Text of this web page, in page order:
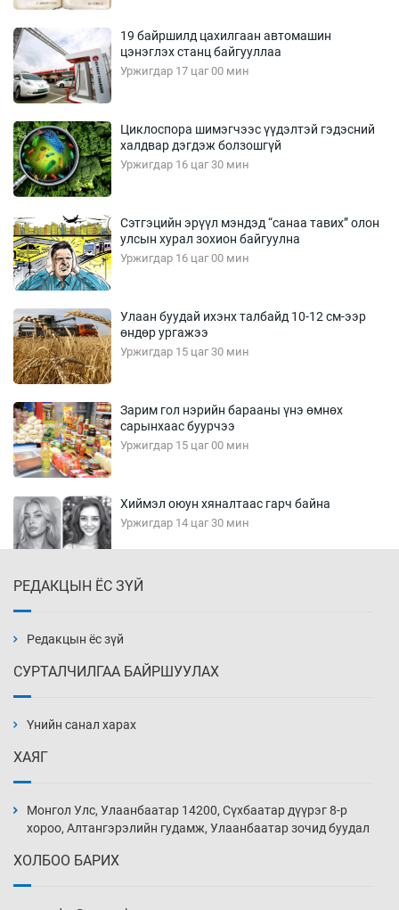
19 байршилд цахилгаан автомашин
цэнэглэх станц байгууллаа
Уржигдар 17 цаг 00 мин
Циклоспора шимэгчээс үүдэлтэй гэдэсний
халдвар дэгдэж болзошгүй
Уржигдар 16 цаг 30 мин
Сэтгэцийн эрүүл мэндэд “санаа тавих” олон
улсын хурал зохион байгуулна
Уржигдар 16 цаг 00 мин
Улаан буудай ихэнх талбайд 10-12 см-ээр
өндөр ургажээ
Уржигдар 15 цаг 30 мин
Зарим гол нэрийн барааны үнэ өмнөх
сарынхаас буурчээ
Уржигдар 15 цаг 00 мин
Хиймэл оюун хяналтаас гарч байна
Уржигдар 14 цаг 30 мин
Уржигдар 14 цаг 00 мин
нэмэгджээ
Уржигдар 13 цаг 30 мин
РЕДАКЦЫН ЁС ЗҮЙ
Редакцын ёс зүй
СУРТАЛЧИЛГАА БАЙРШУУЛАХ
Үнийн санал харах
ХАЯГ
Монгол Улс, Улаанбаатар 14200, Сүхбаатар дүүрэг 8-р
хороо, Алтангэрэлийн гудамж, Улаанбаатар зочид буудал
ХОЛБОО БАРИХ